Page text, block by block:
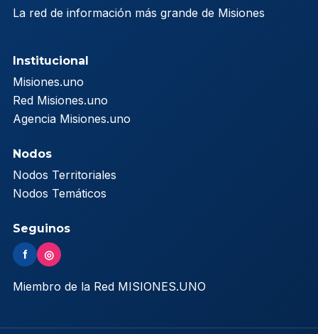
La red de información más grande de Misiones
Institucional
Misiones.uno
Red Misiones.uno
Agencia Misiones.uno
Nodos
Nodos Territoriales
Nodos Temáticos
Seguinos
f ◎
Miembro de la Red MISIONES.UNO